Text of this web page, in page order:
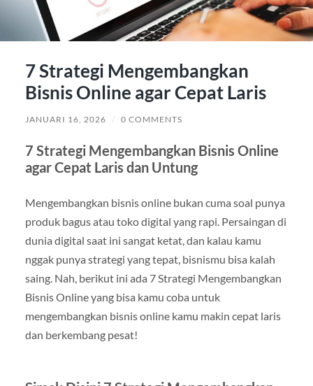
7 Strategi Mengembangkan
Bisnis Online agar Cepat Laris
JANUARI 16, 2026 / 0 COMMENTS
7 Strategi Mengembangkan Bisnis Online
agar Cepat Laris dan Untung
Mengembangkan bisnis online bukan cuma soal punya
produk bagus atau toko digital yang rapi. Persaingan di
dunia digital saat ini sangat ketat, dan kalau kamu
nggak punya strategi yang tepat, bisnismu bisa kalah
saing. Nah, berikut ini ada 7 Strategi Mengembangkan
Bisnis Online yang bisa kamu coba untuk
mengembangkan bisnis online kamu makin cepat laris
dan berkembang pesat!